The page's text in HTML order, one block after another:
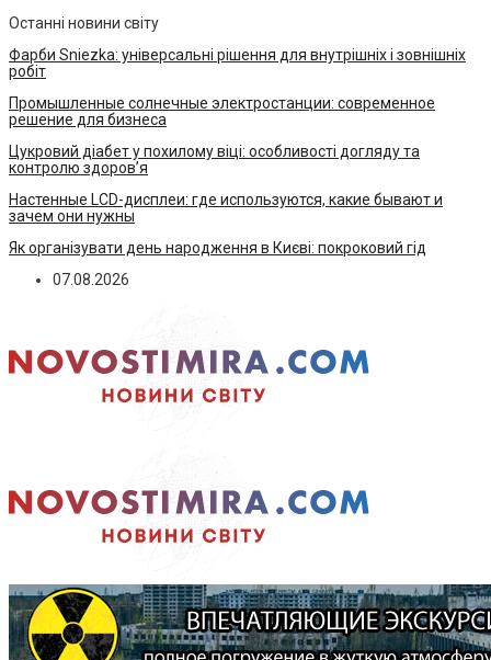
Останні новини світу
Фарби Sniezka: універсальні рішення для внутрішніх і зовнішніх
робіт
Промышленные солнечные электростанции: современное
решение для бизнеса
Цукровий діабет у похилому віці: особливості догляду та
контролю здоров’я
Настенные LCD-дисплеи: где используются, какие бывают и
зачем они нужны
Як організувати день народження в Києві: покроковий гід
07.08.2026